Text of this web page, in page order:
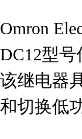
Omron
DC12型
该继电器
和切换低